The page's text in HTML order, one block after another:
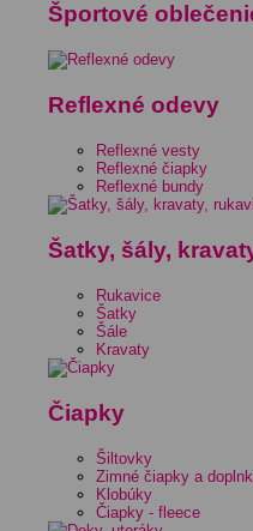
Športové
Reflexné odevy
Reflexné vesty
Reflexné čiapky
Reflexné bundy
Šatky, šály,
Rukavice
Šatky
Šále
Kravaty
Čiapky
Šiltovky
Zimné čiapky a
Klobúky
Čiapky - fleece